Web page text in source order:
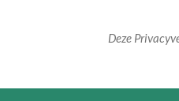
Deze